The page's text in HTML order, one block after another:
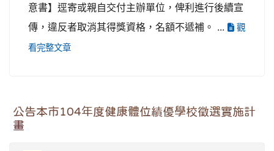
意書】逕寄或親自交付主辦單位，俾利進行後續宣
傳，違反者取消其得獎資格，名額不遞補。 ...
觀
看完整文章
公告本市104年度健康體位績優學校徵選實施計
畫